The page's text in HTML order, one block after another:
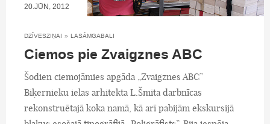
20.JŪN, 2012
DZĪVESZIŅAI » LASĀMGABALI
Ciemos pie Zvaigznes ABC
Šodien ciemojāmies apgāda „Zvaigznes ABC”
Biķernieku ielas arhitekta L.Šmita darbnīcas
rekonstruētajā koka namā, kā arī pabijām ekskursijā